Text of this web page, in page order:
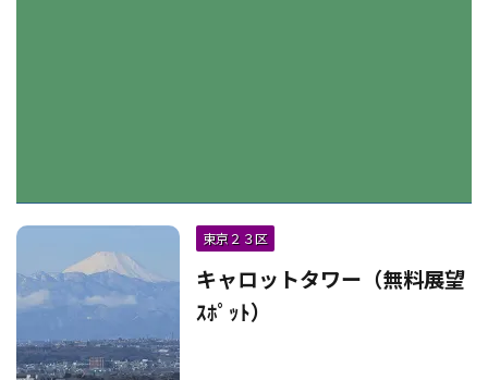
東京２３区
キャロットタワー（無料展望
ｽﾎﾟｯﾄ）